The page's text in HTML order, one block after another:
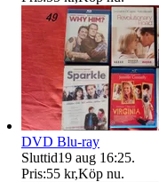
DVD Blu-ray
Sluttid19 aug 16:25.
Pris:55 kr,Köp nu.